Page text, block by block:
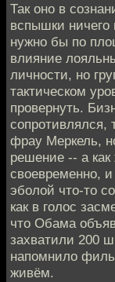
Так оно в
вспышки
нужно бы по
влияние
личности, но
тактическом
провернуть.
сопротивлялся,
фрау Меркель,
решение -- а
своевременно,
эболой что-то
как в голос
что Обама
захватили 200
напомнило
живём.